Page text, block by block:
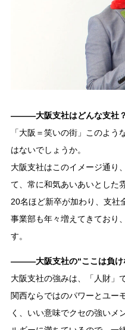
―――大阪支社はどんな支社？
「大阪＝笑いの街」このよ
はないでしょうか。
大阪支社はこのイメージ通り
て、常に和気あいあいとした
20名ほど新卒が加わり、支社
事業部も年々増えてきており
す。
―――大阪支社の“ここは負け
大阪支社の強みは、「人財」で
関西ならではのパワーとユー
く、いい意味でクセの強いメ